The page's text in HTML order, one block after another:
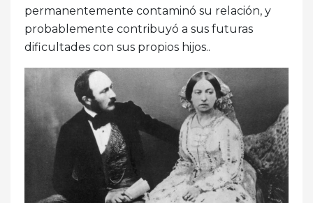
permanentemente contaminó su relación, y
probablemente contribuyó a sus futuras
dificultades con sus propios hijos..